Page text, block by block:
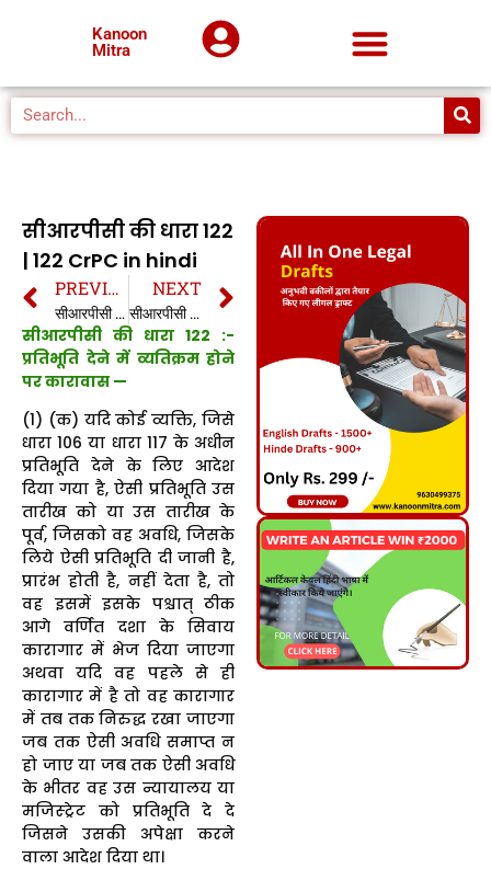
Kanoon
Mitra
सीआरपीसी की धारा 122
| 122 CrPC in hindi
PREVIOUS
सीआरपीसी की धारा 121 | 121 CrPC in hindi
NEXT
सीआरपीसी की धारा 123 | 123 CrPC in hindi
सीआरपीसी की धारा 122 :-
प्रतिभूति देने में व्यतिक्रम होने
पर कारावास —
(1) (क) यदि कोई व्यक्ति, जिसे
धारा 106 या धारा 117 के अधीन
प्रतिभूति देने के लिए आदेश
दिया गया है, ऐसी प्रतिभूति उस
तारीख को या उस तारीख के
पूर्व, जिसको वह अवधि, जिसके
लिये ऐसी प्रतिभूति दी जानी है,
प्रारंभ होती है, नहीं देता है, तो
वह इसमें इसके पश्चात् ठीक
आगे वर्णित दशा के सिवाय
कारागार में भेज दिया जाएगा
अथवा यदि वह पहले से ही
कारागार में है तो वह कारागार
में तब तक निरुद्ध रखा जाएगा
जब तक ऐसी अवधि समाप्त न
हो जाए या जब तक ऐसी अवधि
के भीतर वह उस न्यायालय या
मजिस्ट्रेट को प्रतिभूति दे दे
जिसने उसकी अपेक्षा करने
वाला आदेश दिया था।